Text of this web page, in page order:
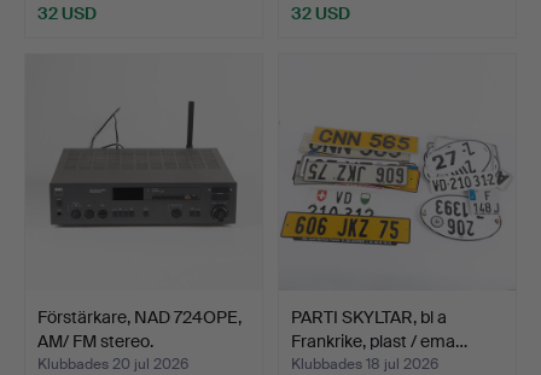
32 USD 32 USD
Förstärkare, NAD 724OPE,
AM/ FM stereo.
Klubbades 20 jul 2026
PARTI SKYLTAR, bl a
Frankrike, plast / ema…
Klubbades 18 jul 2026